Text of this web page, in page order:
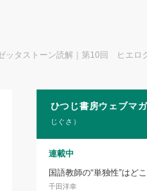
ッタストーン読解｜第10回 ヒエロ
ひつじ書房ウェブマガ
じぐさ）
連載中
国語教師の“単独性”はど
千田洋幸